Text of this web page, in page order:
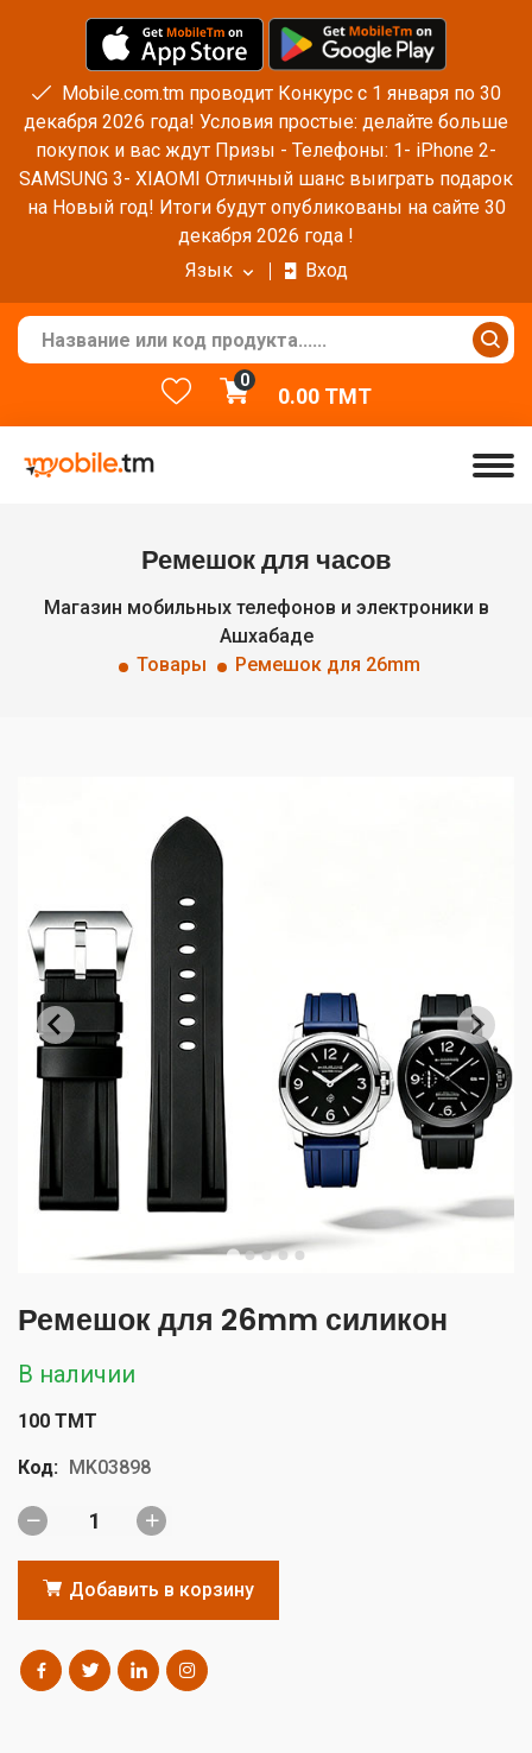
Mobile.com.tm проводит Конкурс с 1 января по 30
декабря 2026 года! Условия простые: делайте больше
покупок и вас ждут Призы - Телефоны: 1- iPhone 2-
SAMSUNG 3- XIAOMI Отличный шанс выиграть подарок
на Новый год! Итоги будут опубликованы на сайте 30
декабря 2026 года !
Язык
Вход
0
0.00TMT
Ремешок для часов
Магазин мобильных телефонов и электроники в
Ашхабаде
Товары
Ремешок для 26mm
Ремешок для 26mm силикон
В наличии
100 TMT
Код: MK03898
Добавить в корзину